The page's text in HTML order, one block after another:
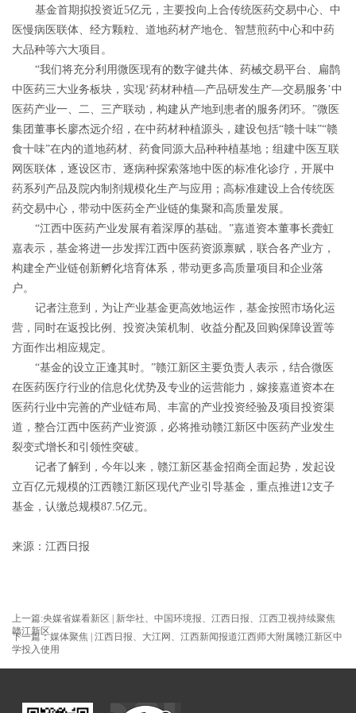
基金首期拟投资近5亿元，主要投向上合传统医药交易中心、中
医慢病医联体、经方颗粒、道地药材产地仓、智慧煎药中心和中药
大品种等六大项目。
“我们将充分利用微医现有的数字健共体、药械交易平台、扁鹊
中医药三大业务板块，实现‘药材种植—产品研发生产—交易服务’中
医药产业一、二、三产联动，构建从产地到患者的服务闭环。”微医
集团董事长廖杰远介绍，在中药材种植源头，建设包括“赣十味”“赣
食十味”在内的道地药材、药食同源大品种种植基地；组建中医互联
网医联体，逐设区市、逐病种探索落地中医的标准化诊疗，开展中
药系列产品及院内制剂规模化生产与应用；高标准建设上合传统医
药交易中心，带动中医药全产业链的集聚和高质量发展。
“江西中医药产业发展有着深厚的基础。”嘉道资本董事长龚虹
嘉表示，基金将进一步发挥江西中医药资源禀赋，联合各产业方，
构建全产业链创新孵化培育体系，带动更多高质量项目和企业落
户。
记者注意到，为让产业基金更高效地运作，基金按照市场化运
营，同时在返投比例、投资决策机制、收益分配及回购保障设置等
方面作出相应规定。
“基金的设立正逢其时。”赣江新区主要负责人表示，结合微医
在医药医疗行业的信息化优势及专业的运营能力，嫁接嘉道资本在
医药行业中完善的产业链布局、丰富的产业投资经验及项目投资渠
道，整合江西中医药产业资源，必将推动赣江新区中医药产业发生
裂变式增长和引领性突破。
记者了解到，今年以来，赣江新区基金招商全面起势，发起设
立百亿元规模的江西赣江新区现代产业引导基金，重点推进12支子
基金，认缴总规模87.5亿元。
来源：江西日报
上一篇:央媒省媒看新区 | 新华社、中国环境报、江西日报、江西卫视持续聚焦
赣江新区
下一篇：媒体聚焦 | 江西日报、大江网、江西新闻报道江西师大附属赣江新区中
学投入使用